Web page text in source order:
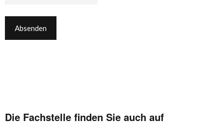
Die Fachstelle finden Sie auch auf